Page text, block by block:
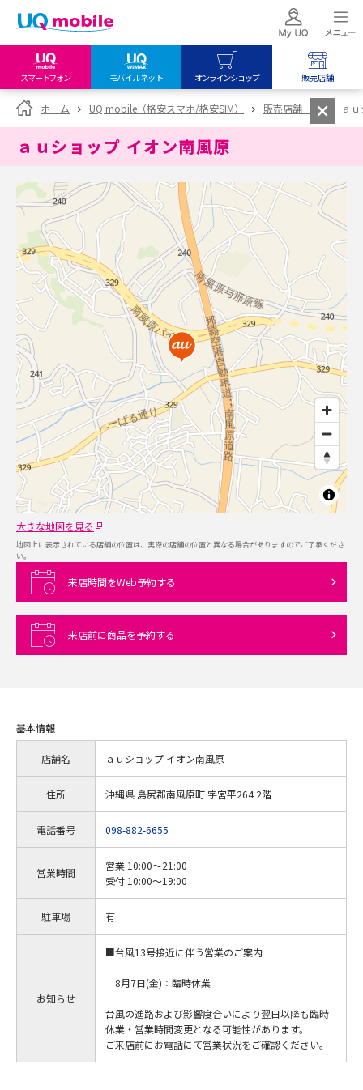
スマートフォン モバイルネット オンラインショップ 販売店舗
my UQ WiMAX
UQ WiMAX ご契約の方
My UQ mobile
UQ mobile
データチャージサイト
UQ mobile
オンラインショップ
UQ WiMAX
UQ mobile
販売店舗
UQ WiMAX
ホーム UQ mobile（格安スマホ/格安SIM） 販売店舗一覧 ａ
ａｕショップ イオン南風原
大きな地図を見る
地図上に表示されている店舗の位置は、実際の店舗の位置と異なる場合がありますのでご了承くださ
い。
来店時間をWeb予約する
来店前に商品を予約する
基本情報
店舗名 ａｕショップ イオン南風原
住所 沖縄県 島尻郡南風原町 字宮平264 2階
電話番号 098-882-6655
営業時間
営業 10:00～21:00
受付 10:00～19:00
駐車場 有
お知らせ
■台風13号接近に伴う営業のご案内
8月7日(金)：臨時休業
台風の進路および影響度合いにより翌日以降も臨時
休業・営業時間変更となる可能性があります。
ご来店前にお電話にて営業状況をご確認ください。